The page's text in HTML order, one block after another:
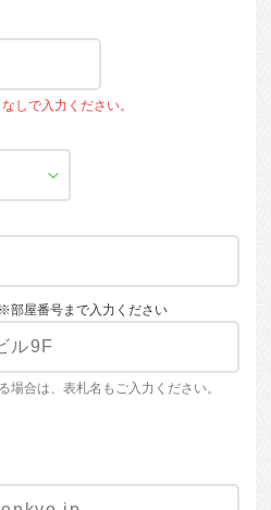
しで入力ください。
※部屋番号まで入力ください
合は、表札名もご入力ください。